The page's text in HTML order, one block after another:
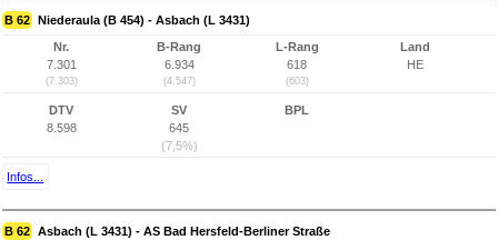
B 62 Niederaula (B 454) - Asbach (L 3431)
Nr.
7.301
(7.303)
B-Rang
6.934
(4.547)
L-Rang
618
(603)
Land
HE
DTV
8.598
SV
645
(7,5%)
BPL
Infos...
B 62 Asbach (L 3431) - AS Bad Hersfeld-Berliner Straße